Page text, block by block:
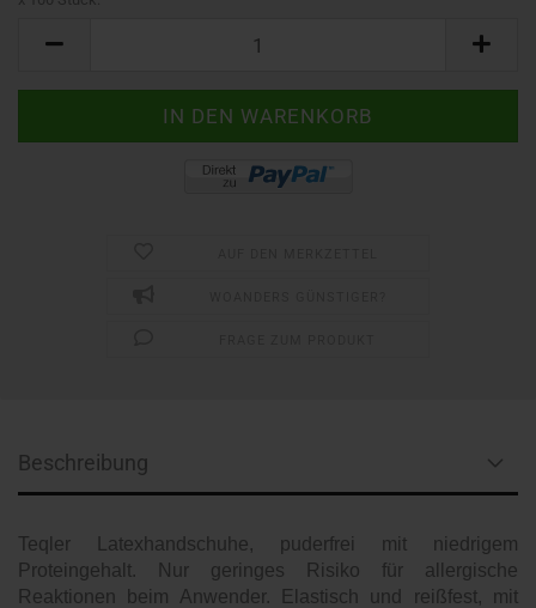
Beschreibung
Teqler Latexhandschuhe, puderfrei mit niedrigem
Proteingehalt. Nur geringes Risiko für allergische
Reaktionen beim Anwender. Elastisch und reißfest, mit